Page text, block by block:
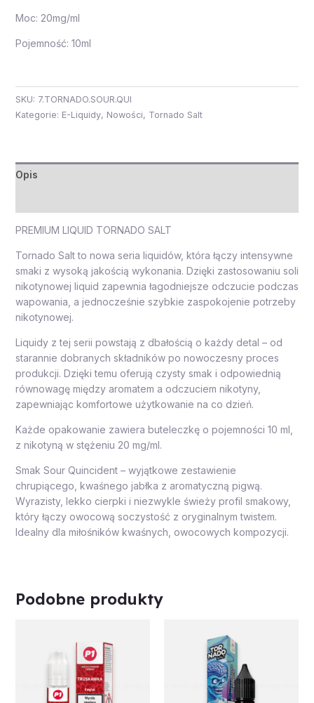
Moc: 20mg/ml
Pojemność: 10ml
SKU: 7.TORNADO.SOUR.QUI
Kategorie: E-Liquidy, Nowości, Tornado Salt
Opis
PREMIUM LIQUID TORNADO SALT
Tornado Salt to nowa seria liquidów, która łączy intensywne
smaki z wysoką jakością wykonania. Dzięki zastosowaniu soli
nikotynowej liquid zapewnia łagodniejsze odczucie podczas
wapowania, a jednocześnie szybkie zaspokojenie potrzeby
nikotynowej.
Liquidy z tej serii powstają z dbałością o każdy detal – od
starannie dobranych składników po nowoczesny proces
produkcji. Dzięki temu oferują czysty smak i odpowiednią
równowagę między aromatem a odczuciem nikotyny,
zapewniając komfortowe użytkowanie na co dzień.
Każde opakowanie zawiera buteleczkę o pojemności 10 ml,
z nikotyną w stężeniu 20 mg/ml.
Smak Sour Quincident – wyjątkowe zestawienie
chrupiącego, kwaśnego jabłka z aromatyczną pigwą.
Wyrazisty, lekko cierpki i niezwykle świeży profil smakowy,
który łączy owocową soczystość z oryginalnym twistem.
Idealny dla miłośników kwaśnych, owocowych kompozycji.
Podobne produkty